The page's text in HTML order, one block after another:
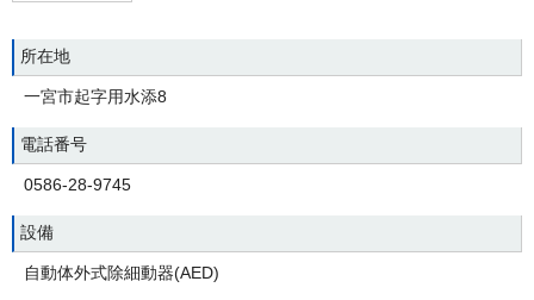
所在地
一宮市起字用水添8
電話番号
0586-28-9745
設備
自動体外式除細動器(AED)